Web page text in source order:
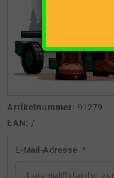
Artikelnummer: 91279
EAN: /
E-Mail-Adresse